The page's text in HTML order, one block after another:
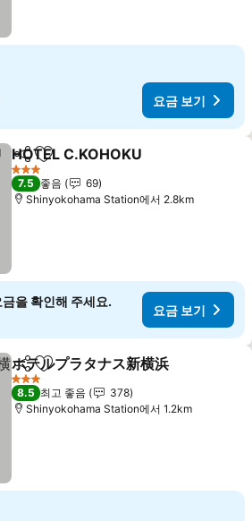
요금 보기
공유 즐겨찾기에 추가
HOTEL C.KOHOKU
3 성급
7.5 좋음
69
Shinyokohama Station에서 2.8km
을 확인해 주세요.
요금 보기
공유 즐겨찾기에 추가
ホテルプラタナス新横浜
3 성급
8.5 최고 좋음
378
Shinyokohama Station에서 1.2km